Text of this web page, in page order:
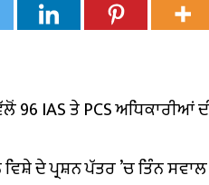
96 IAS ਤੇ PCS
ਦੇ ਪ੍ਰਸ਼ਨ ਪੱਤਰ ’ਚ ਤਿੰਨ